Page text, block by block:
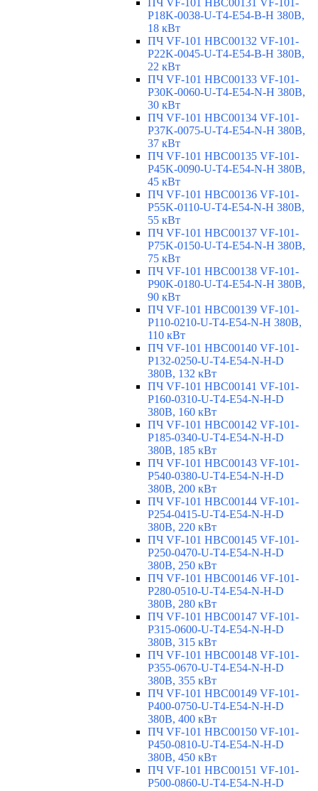
ПЧ VF-101 HBC00131 VF-101-
P18K-0038-U-T4-E54-B-H 380В,
18 кВт
ПЧ VF-101 HBC00132 VF-101-
P22K-0045-U-T4-E54-B-H 380В,
22 кВт
ПЧ VF-101 HBC00133 VF-101-
P30K-0060-U-T4-E54-N-H 380В,
30 кВт
ПЧ VF-101 HBC00134 VF-101-
P37K-0075-U-T4-E54-N-H 380В,
37 кВт
ПЧ VF-101 HBC00135 VF-101-
P45K-0090-U-T4-E54-N-H 380В,
45 кВт
ПЧ VF-101 HBC00136 VF-101-
P55K-0110-U-T4-E54-N-H 380В,
55 кВт
ПЧ VF-101 HBC00137 VF-101-
P75K-0150-U-T4-E54-N-H 380В,
75 кВт
ПЧ VF-101 HBC00138 VF-101-
P90K-0180-U-T4-E54-N-H 380В,
90 кВт
ПЧ VF-101 HBC00139 VF-101-
P110-0210-U-T4-E54-N-H 380В,
110 кВт
ПЧ VF-101 HBC00140 VF-101-
P132-0250-U-T4-E54-N-H-D
380В, 132 кВт
ПЧ VF-101 HBC00141 VF-101-
P160-0310-U-T4-E54-N-H-D
380В, 160 кВт
ПЧ VF-101 HBC00142 VF-101-
P185-0340-U-T4-E54-N-H-D
380В, 185 кВт
ПЧ VF-101 HBC00143 VF-101-
P540-0380-U-T4-E54-N-H-D
380В, 200 кВт
ПЧ VF-101 HBC00144 VF-101-
P254-0415-U-T4-E54-N-H-D
380В, 220 кВт
ПЧ VF-101 HBC00145 VF-101-
P250-0470-U-T4-E54-N-H-D
380В, 250 кВт
ПЧ VF-101 HBC00146 VF-101-
P280-0510-U-T4-E54-N-H-D
380В, 280 кВт
ПЧ VF-101 HBC00147 VF-101-
P315-0600-U-T4-E54-N-H-D
380В, 315 кВт
ПЧ VF-101 HBC00148 VF-101-
P355-0670-U-T4-E54-N-H-D
380В, 355 кВт
ПЧ VF-101 HBC00149 VF-101-
P400-0750-U-T4-E54-N-H-D
380В, 400 кВт
ПЧ VF-101 HBC00150 VF-101-
P450-0810-U-T4-E54-N-H-D
380В, 450 кВт
ПЧ VF-101 HBC00151 VF-101-
P500-0860-U-T4-E54-N-H-D